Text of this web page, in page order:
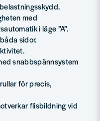
med
i läge ”A”.
sidor.
snabbspännsystem
för precis,
flisbildning vid